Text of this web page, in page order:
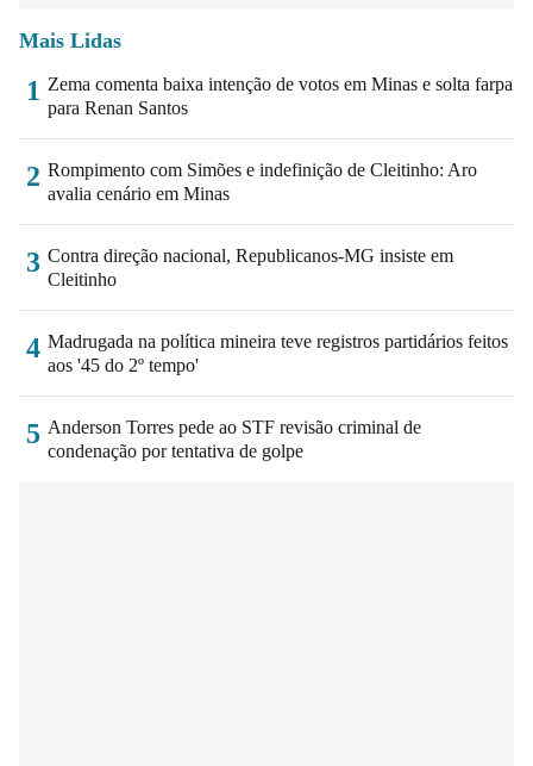
Mais Lidas
1 Zema comenta baixa intenção de votos em Minas e solta farpa
para Renan Santos
2 Rompimento com Simões e indefinição de Cleitinho: Aro
avalia cenário em Minas
3 Contra direção nacional, Republicanos-MG insiste em
Cleitinho
4 Madrugada na política mineira teve registros partidários feitos
aos '45 do 2º tempo'
5 Anderson Torres pede ao STF revisão criminal de
condenação por tentativa de golpe